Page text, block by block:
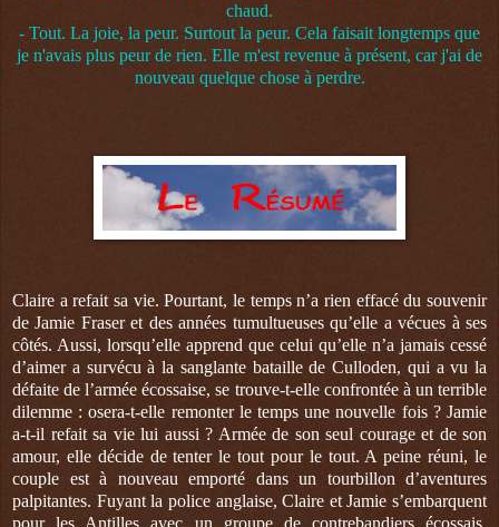
chaud.
- Tout. La joie, la peur. Surtout la peur. Cela faisait longtemps que
je n'avais plus peur de rien. Elle m'est revenue à présent, car j'ai de
nouveau quelque chose à perdre.
Claire a refait sa vie. Pourtant, le temps n’a rien effacé du souvenir
de Jamie Fraser et des années tumultueuses qu’elle a vécues à ses
côtés. Aussi, lorsqu’elle apprend que celui qu’elle n’a jamais cessé
d’aimer a survécu à la sanglante bataille de Culloden, qui a vu la
défaite de l’armée écossaise, se trouve-t-elle confrontée à un terrible
dilemme : osera-t-elle remonter le temps une nouvelle fois ? Jamie
a-t-il refait sa vie lui aussi ? Armée de son seul courage et de son
amour, elle décide de tenter le tout pour le tout. A peine réuni, le
couple est à nouveau emporté dans un tourbillon d’aventures
palpitantes. Fuyant la police anglaise, Claire et Jamie s’embarquent